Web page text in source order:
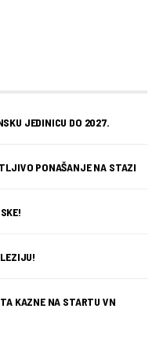
JEDINICU DO 2027.
PONAŠANJE NA STAZI
KAZNE NA STARTU VN